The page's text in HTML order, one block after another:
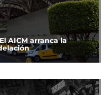
AICM arranca la